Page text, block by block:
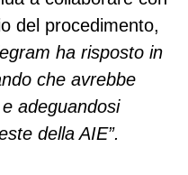
del procedimento,
ha risposto in
che avrebbe
adeguandosi
della AIE”.